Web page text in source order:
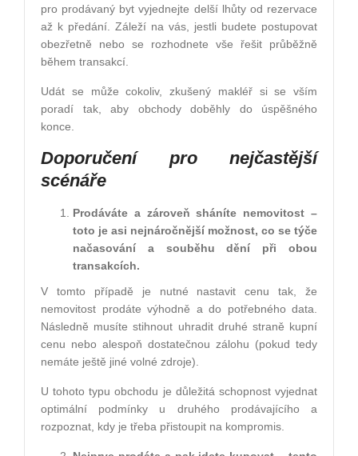
pro prodávaný byt vyjednejte delší lhůty od rezervace
až k předání. Záleží na vás, jestli budete postupovat
obezřetně nebo se rozhodnete vše řešit průběžně
během transakcí.
Udát se může cokoliv, zkušený makléř si se vším
poradí tak, aby obchody doběhly do úspěšného
konce.
Doporučení pro nejčastější
scénáře
Prodáváte a zároveňsháníte nemovitost –
toto je asi nejnáročnější možnost, co se týče
načasování a souběhu dění při obou
transakcích.
V tomto případě je nutné nastavit cenu tak, že
nemovitost prodáte výhodně a do potřebného data.
Následně musíte stihnout uhradit druhé straně kupní
cenu nebo alespoň dostatečnou zálohu (pokud tedy
nemáte ještě jiné volné zdroje).
U tohoto typu obchodu je důležitá schopnost vyjednat
optimální podmínky u druhého prodávajícího a
rozpoznat, kdy je třeba přistoupit na kompromis.